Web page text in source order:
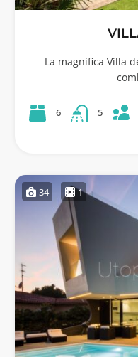
La magnífica Villa
6 5
34 1